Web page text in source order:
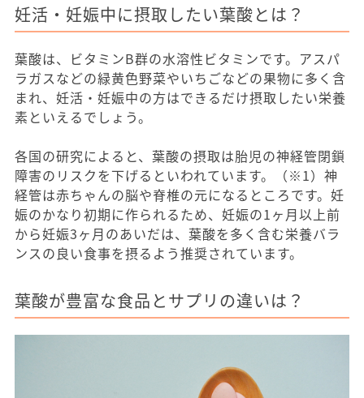
妊活・妊娠中に摂取したい葉酸とは？
葉酸は、ビタミンB群の水溶性ビタミンです。アスパ
ラガスなどの緑黄色野菜やいちごなどの果物に多く含
まれ、妊活・妊娠中の方はできるだけ摂取したい栄養
素といえるでしょう。
各国の研究によると、葉酸の摂取は胎児の神経管閉鎖
障害のリスクを下げるといわれています。（※1）神
経管は赤ちゃんの脳や脊椎の元になるところです。妊
娠のかなり初期に作られるため、妊娠の1ヶ月以上前
から妊娠3ヶ月のあいだは、葉酸を多く含む栄養バラ
ンスの良い食事を摂るよう推奨されています。
葉酸が豊富な食品とサプリの違いは？